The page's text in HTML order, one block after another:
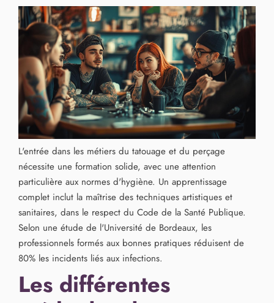
L'entrée dans les métiers du tatouage et du perçage
nécessite une formation solide, avec une attention
particulière aux normes d'hygiène. Un apprentissage
complet inclut la maîtrise des techniques artistiques et
sanitaires, dans le respect du Code de la Santé Publique.
Selon une étude de l'Université de Bordeaux, les
professionnels formés aux bonnes pratiques réduisent de
80% les incidents liés aux infections.
Les différentes